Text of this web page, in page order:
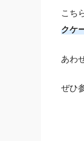
こち
クケ
あわ
ぜひ